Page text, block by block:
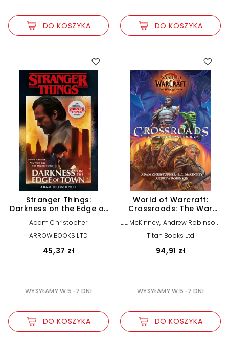
DO KOSZYKA DO KOSZYKA
Stranger Things:
Darkness on the Edge of
2)
Adam Christopher
ARROW BOOKS LTD
45,37 zł
WYSYŁAMY W 5-7 DNI
DO KOSZYKA
World of Warcraft:
Crossroads: The War
L.L. McKinney,Andrew Robinson
Adam Christopher
Titan Books Ltd
94,91 zł
WYSYŁAMY W 5-7 DNI
DO KOSZYKA